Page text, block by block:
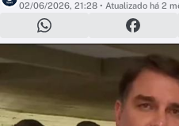
02/06/2026, 21:28 • Atualizado há 2